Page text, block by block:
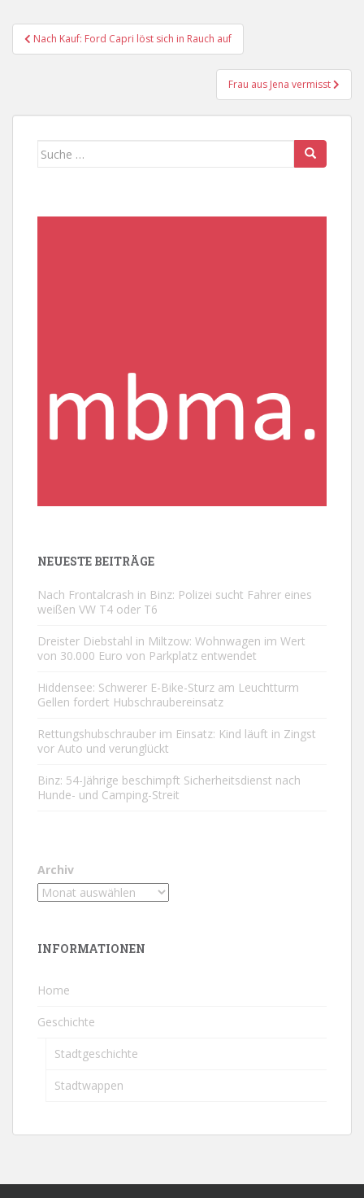
Beitragsnavigation
Nach Kauf: Ford Capri löst sich in Rauch auf
Frau aus Jena vermisst
Suche
NEUESTE BEITRÄGE
Nach Frontalcrash in Binz: Polizei sucht Fahrer eines
weißen VW T4 oder T6
Dreister Diebstahl in Miltzow: Wohnwagen im Wert
von 30.000 Euro von Parkplatz entwendet
Hiddensee: Schwerer E-Bike-Sturz am Leuchtturm
Gellen fordert Hubschraubereinsatz
Rettungshubschrauber im Einsatz: Kind läuft in Zingst
vor Auto und verunglückt
Binz: 54-Jährige beschimpft Sicherheitsdienst nach
Hunde- und Camping-Streit
Archiv
INFORMATIONEN
Home
Geschichte
Stadtgeschichte
Stadtwappen